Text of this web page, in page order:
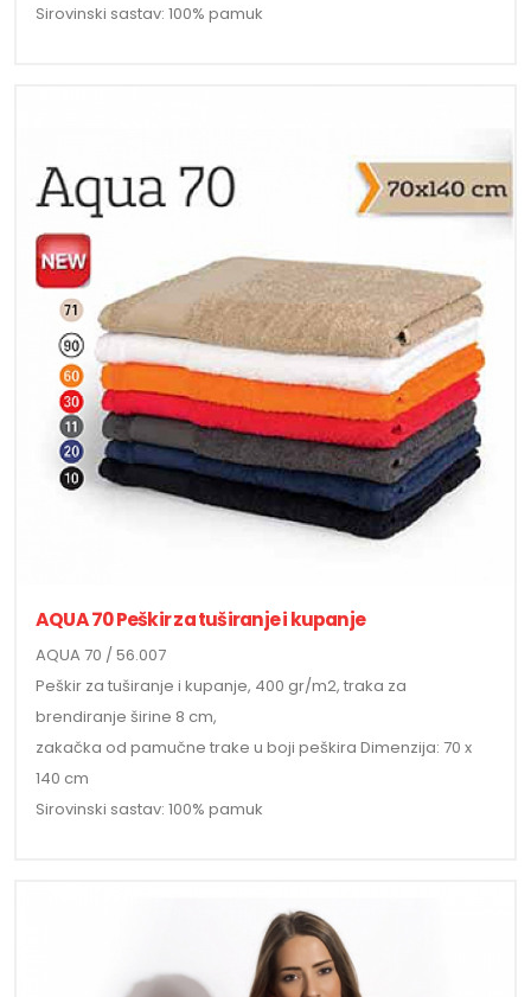
Sirovinski sastav: 100% pamuk
AQUA 70 Peškir za tuširanje i kupanje
AQUA 70 / 56.007
Peškir za tuširanje i kupanje, 400 gr/m2, traka za
brendiranje širine 8 cm,
zakačka od pamučne trake u boji peškira Dimenzija: 70 x
140 cm
Sirovinski sastav: 100% pamuk